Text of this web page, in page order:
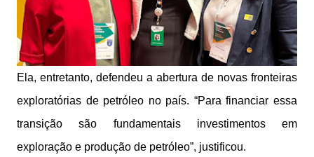
Ela, entretanto, defendeu a abertura de novas fronteiras
exploratórias de petróleo no país. “Para financiar essa
transição são fundamentais investimentos em
exploração e produção de petróleo”, justificou.